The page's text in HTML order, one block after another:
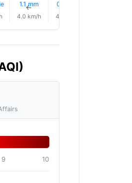
1.1 mm
↑
4.0 km/h
0.4 mm
4.0 km/h
9 10